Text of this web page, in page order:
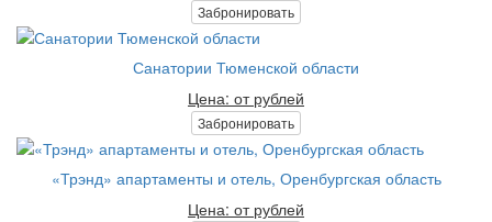
Забронировать
Санатории Тюменской области
Цена: от рублей
Забронировать
«Трэнд» апартаменты и отель, Оренбургская область
Цена: от рублей